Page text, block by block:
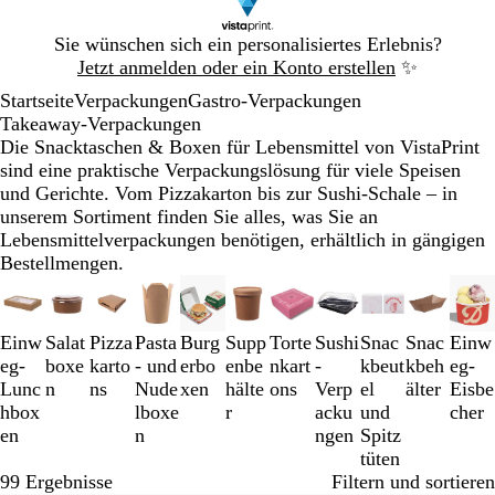
Sie wünschen sich ein personalisiertes Erlebnis?
Jetzt anmelden oder ein Konto erstellen ✨
Galeriebild
1
StartseiteVerpackungenGastro-Verpackungen
Takeaway-Verpackungen
Die Snacktaschen & Boxen für Lebensmittel von VistaPrint
sind eine praktische Verpackungslösung für viele Speisen
und Gerichte. Vom Pizzakarton bis zur Sushi-Schale – in
unserem Sortiment finden Sie alles, was Sie an
Lebensmittelverpackungen benötigen, erhältlich in gängigen
Bestellmengen.
Einw
eg-
Lunc
hbox
en
Salat
boxe
n
Pizza
karto
ns
Pasta
- und
Nude
lboxe
n
Burg
erbo
xen
Supp
enbe
hälte
r
Torte
nkart
ons
Sushi
-
Verp
acku
ngen
Snac
kbeut
el
und
Spitz
tüten
Snac
kbeh
älter
Einw
eg-
Eisbe
cher
1
bis
3
von
11
99 Ergebnisse
Filtern und sortieren